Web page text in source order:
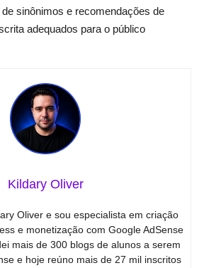
sinônimos e recomendações de
adequados para o público
Kildary Oliver
Oliver e sou especialista em criação
e monetização com Google AdSense
mais de 300 blogs de alunos a serem
e hoje reúno mais de 27 mil inscritos